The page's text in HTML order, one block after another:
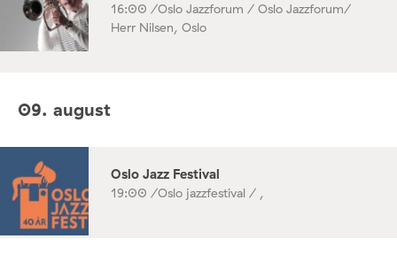
16:00 /Oslo Jazzforum / Oslo Jazzforum/
Herr Nilsen, Oslo
09. august
Oslo Jazz Festival
19:00 /Oslo jazzfestival / ,